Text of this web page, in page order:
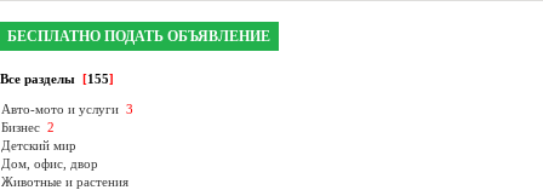
БЕСПЛАТНО ПОДАТЬ ОБЪЯВЛЕНИЕ
Все разделы [155]
Авто-мото и услуги 3
Бизнес 2
Детский мир
Дом, офис, двор
Животные и растения